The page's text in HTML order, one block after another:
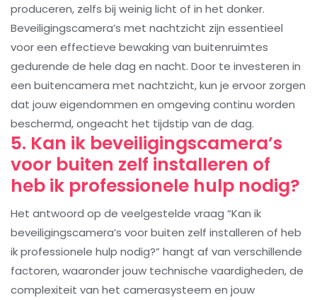
produceren, zelfs bij weinig licht of in het donker.
Beveiligingscamera’s met nachtzicht zijn essentieel
voor een effectieve bewaking van buitenruimtes
gedurende de hele dag en nacht. Door te investeren in
een buitencamera met nachtzicht, kun je ervoor zorgen
dat jouw eigendommen en omgeving continu worden
beschermd, ongeacht het tijdstip van de dag.
5. Kan ik beveiligingscamera’s
voor buiten zelf installeren of
heb ik professionele hulp nodig?
Het antwoord op de veelgestelde vraag “Kan ik
beveiligingscamera’s voor buiten zelf installeren of heb
ik professionele hulp nodig?” hangt af van verschillende
factoren, waaronder jouw technische vaardigheden, de
complexiteit van het camerasysteem en jouw